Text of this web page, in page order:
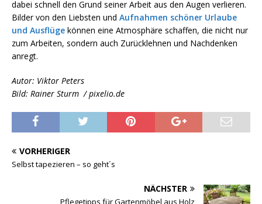
dabei schnell den Grund seiner Arbeit aus den Augen verlieren.
Bilder von den Liebsten und Aufnahmen schöner Urlaube
und Ausflüge können eine Atmosphäre schaffen, die nicht nur
zum Arbeiten, sondern auch Zurücklehnen und Nachdenken
anregt.
Autor: Viktor Peters
Bild: Rainer Sturm / pixelio.de
VORHERIGER
Selbst tapezieren – so geht´s
NÄCHSTER
Pflegetipps für Gartenmöbel aus Holz